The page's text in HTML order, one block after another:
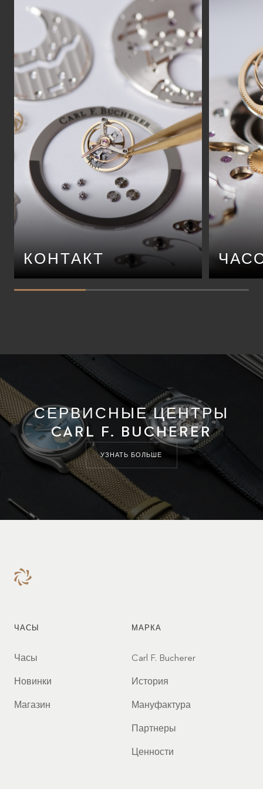
КОНТАКТ
СЕРВИСНЫЕ ЦЕНТРЫ
CARL F. BUCHERER
УЗНАТЬ БОЛЬШЕ
ЧАСЫ
Часы
Новинки
Магазин
МАРКА
Carl F. Bucherer
История
Мануфактура
Партнеры
Ценности